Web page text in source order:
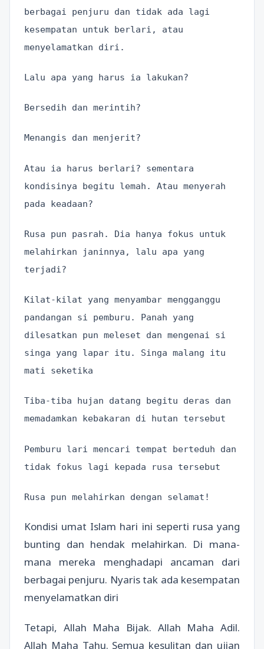
berbagai penjuru dan tidak ada lagi
kesempatan untuk berlari, atau
menyelamatkan diri.
Lalu apa yang harus ia lakukan?
Bersedih dan merintih?
Menangis dan menjerit?
Atau ia harus berlari? sementara
kondisinya begitu lemah. Atau menyerah
pada keadaan?
Rusa pun pasrah. Dia hanya fokus untuk
melahirkan janinnya, lalu apa yang
terjadi?
Kilat-kilat yang menyambar mengganggu
pandangan si pemburu. Panah yang
dilesatkan pun meleset dan mengenai si
singa yang lapar itu. Singa malang itu
mati seketika
Tiba-tiba hujan datang begitu deras dan
memadamkan kebakaran di hutan tersebut
Pemburu lari mencari tempat berteduh dan
tidak fokus lagi kepada rusa tersebut
Rusa pun melahirkan dengan selamat!
Kondisi umat Islam hari ini seperti rusa yang
bunting dan hendak melahirkan. Di mana-
mana mereka menghadapi ancaman dari
berbagai penjuru. Nyaris tak ada kesempatan
menyelamatkan diri
Tetapi, Allah Maha Bijak. Allah Maha Adil.
Allah Maha Tahu. Semua kesulitan dan ujian